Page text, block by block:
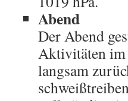
Abend
Der Abend
Aktivitäten im
langsam